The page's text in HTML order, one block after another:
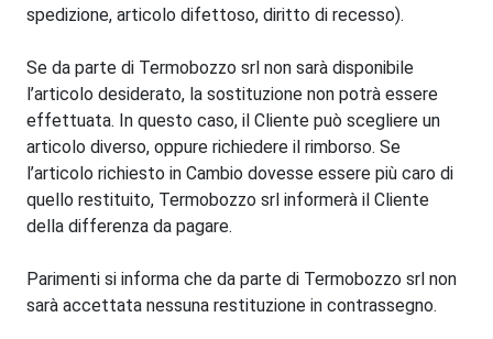
spedizione, articolo difettoso, diritto di recesso).
Se da parte di Termobozzo srl non sarà disponibile
l’articolo desiderato, la sostituzione non potrà essere
effettuata. In questo caso, il Cliente può scegliere un
articolo diverso, oppure richiedere il rimborso. Se
l’articolo richiesto in Cambio dovesse essere più caro di
quello restituito, Termobozzo srl informerà il Cliente
della differenza da pagare.
Parimenti si informa che da parte di Termobozzo srl non
sarà accettata nessuna restituzione in contrassegno.